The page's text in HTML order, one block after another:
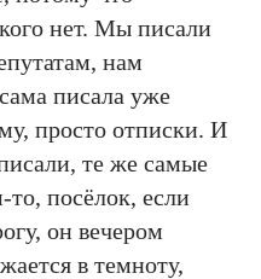
нет. Мы писали
нам
писала уже
просто отписки. И
те же самые
посёлок, если
он вечером
в темноту,